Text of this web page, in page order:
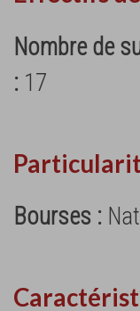
Nombre de
: 17
Bourses :